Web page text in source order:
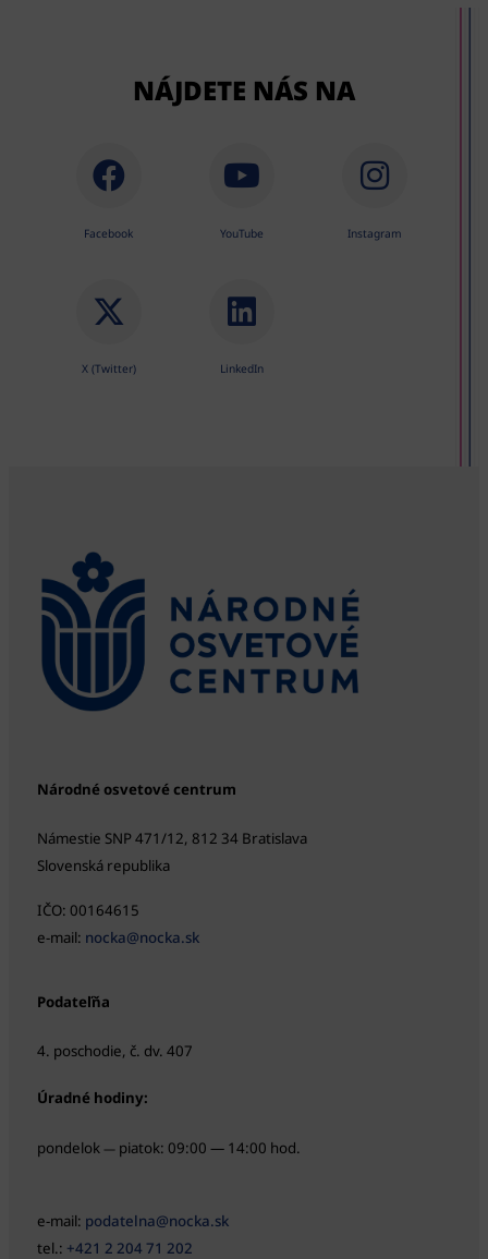
NÁJDETE NÁS NA
Facebook YouTube Instagram
X (Twitter) LinkedIn
Národné osvetové centrum
Námestie SNP 471/12, 812 34 Bratislava
Slovenská republika
IČO: 00164615
e-mail: nocka@nocka.sk
Podateľňa
4. poschodie, č. dv. 407
Úradné hodiny:
pondelok — piatok: 09:00 — 14:00 hod.
e-mail: podatelna@nocka.sk
tel.: +421 2 204 71 202